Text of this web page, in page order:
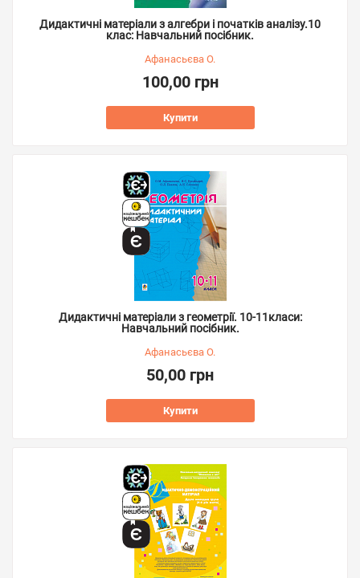
Дидактичні матеріали з алгебри і початків аналізу.10
клас: Навчальний посібник.
Афанасьєва О.
100,00 грн
Купити
Дидактичні матеріали з геометрії. 10-11класи:
Навчальний посібник.
Афанасьєва О.
50,00 грн
Купити